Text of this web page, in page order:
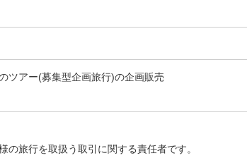
ツアー(募集型企画旅行)の企画販売
旅行を取扱う取引に関する責任者です。